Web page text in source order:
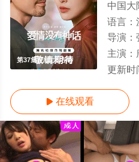
第37集完结/大结局
中国大
语言：
导演：
主演：
更新时
 在线观看